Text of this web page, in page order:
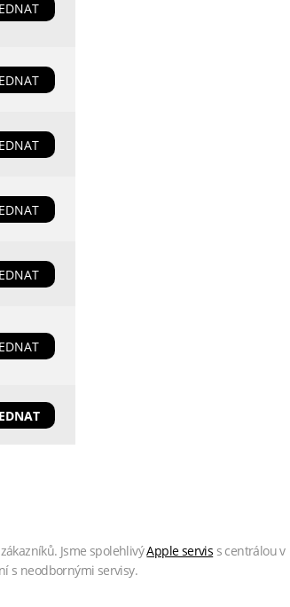
Jsme spolehlivýApple servis s centrálou v
s neodbornými servisy.